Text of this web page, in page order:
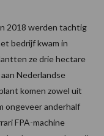
2018 werden tachtig
bedrijf kwam in
ze drie hectare
Nederlandse
komen zowel uit
ongeveer anderhalf
FPA-machine